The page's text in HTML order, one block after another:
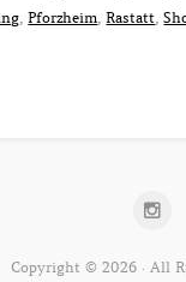
,Pforzheim,Rastatt,
Copyright © 2026 · All